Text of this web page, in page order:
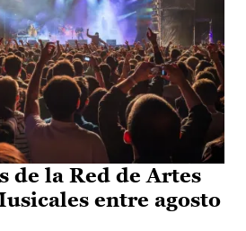
de la Red de Artes
entre agosto